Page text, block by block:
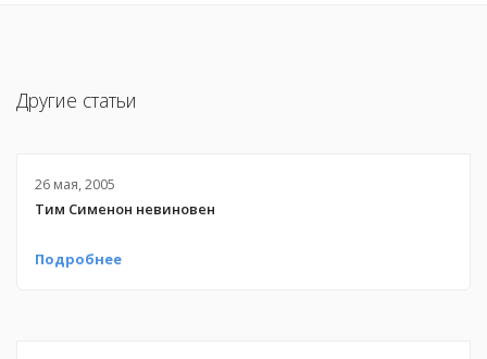
Другие статьи
26 мая, 2005
Тим Сименон невиновен
Подробнее